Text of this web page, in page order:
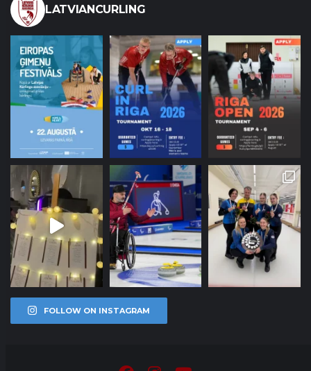
LATVIANCURLING
FOLLOW ON INSTAGRAM